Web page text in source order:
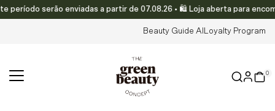
Translation missing: pt-PT.accessibility.skip_to_text
serão enviadas a partir de 07.08.26 • 🛍️ Loja aberta para
Beauty Guide AI Loyalty Program
0